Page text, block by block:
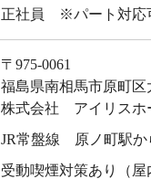
正社員 ※パート対応
〒975-0061
福島県南相馬市原町区
株式会社 アイリスホ
JR常盤線 原ノ町駅か
受動喫煙対策あり（屋